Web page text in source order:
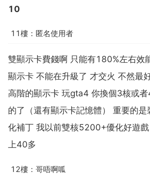
10
11樓：匿名使用者
雙顯示卡費錢啊 只能有180%左右效
顯示卡 不能在升級了 才交火 不然最
高階的顯示卡 玩gta4 你換個3核或
的了（還有顯示卡記憶體） 重要的是
化補丁 我以前雙核5200+優化好遊
上40多
12樓：哥唔啊呱